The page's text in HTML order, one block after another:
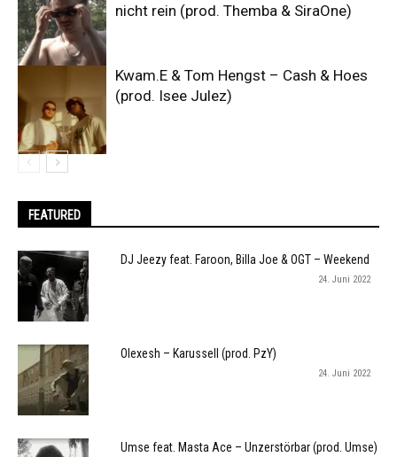
nicht rein (prod. Themba & SiraOne)
Kwam.E & Tom Hengst – Cash & Hoes
(prod. Isee Julez)
FEATURED
DJ Jeezy feat. Faroon, Billa Joe & OGT – Weekend
24. Juni 2022
Olexesh – Karussell (prod. PzY)
24. Juni 2022
Umse feat. Masta Ace – Unzerstörbar (prod. Umse)